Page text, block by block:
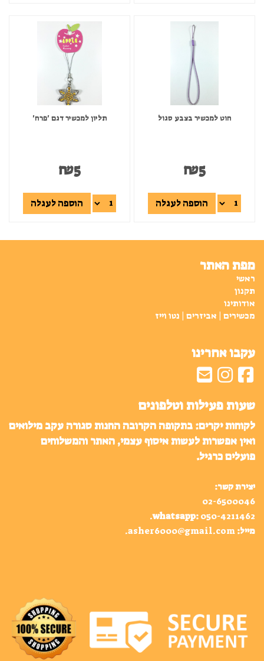
חוט למכשיר בצבע סגול
₪5
הוספה לעגלה
תליון למכשיר דגם 'פרח'
₪5
הוספה לעגלה
מפת האתר
ראשי
תקנון
אודותינו
מכשירים | אביזרים | נטו וייז
עקבו אחרינו
שעות פעילות וטלפונים
לקוחות יקרים: בתקופה הקרובה החנות סגורה עקב מילואים
ואין אפשרות לעשות איסוף עצמי, האתר והמשלוחים
פועלים כרגיל.
יצירת קשר:
02-6500046
whatsapp: 050-4211462
.
מייל: asher6000@gmail.com
.